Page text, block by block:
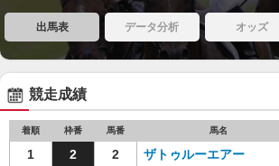
出馬表 データ分析 オッズ
競走成績
着順 枠番 馬番 馬名
1 2 2 ザトゥルーエアー